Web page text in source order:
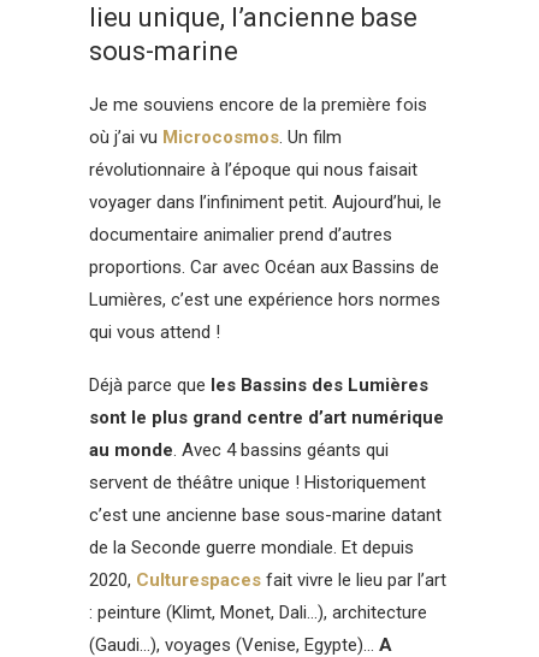
lieu unique, l’ancienne base
sous-marine
Je me souviens encore de la première fois
où j’ai vu Microcosmos. Un film
révolutionnaire à l’époque qui nous faisait
voyager dans l’infiniment petit. Aujourd’hui, le
documentaire animalier prend d’autres
proportions. Car avec Océan aux Bassins de
Lumières, c’est une expérience hors normes
qui vous attend !
Déjà parce que les Bassins des Lumières
sont le plus grand centre d’art numérique
au monde. Avec 4 bassins géants qui
servent de théâtre unique ! Historiquement
c’est une ancienne base sous-marine datant
de la Seconde guerre mondiale. Et depuis
2020, Culturespaces fait vivre le lieu par l’art
: peinture (Klimt, Monet, Dali…), architecture
(Gaudi…), voyages (Venise, Egypte)… A